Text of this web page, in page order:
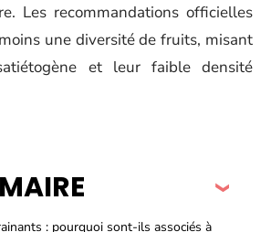
Les recommandations officielles
une diversité de fruits, misant
et leur faible densité
: pourquoi sont-ils associés à